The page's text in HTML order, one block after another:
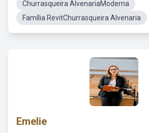
Churrasqueira AlvenariaModerna
Família RevitChurrasqueira Alvenaria
Emelie